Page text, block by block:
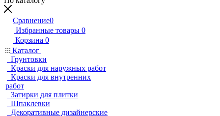
Сравнение0
Избранные товары 0
Корзина 0
Каталог
Грунтовки
Краски для наружных работ
Краски для внутренних
работ
Затирки для плитки
Шпаклевки
Декоративные дизайнерские